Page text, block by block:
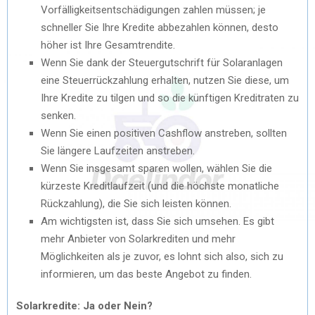
Vorfälligkeitsentschädigungen zahlen müssen; je
schneller Sie Ihre Kredite abbezahlen können, desto
höher ist Ihre Gesamtrendite.
Wenn Sie dank der Steuergutschrift für Solaranlagen
eine Steuerrückzahlung erhalten, nutzen Sie diese, um
Ihre Kredite zu tilgen und so die künftigen Kreditraten zu
senken.
Wenn Sie einen positiven Cashflow anstreben, sollten
Sie längere Laufzeiten anstreben.
Wenn Sie insgesamt sparen wollen, wählen Sie die
kürzeste Kreditlaufzeit (und die höchste monatliche
Rückzahlung), die Sie sich leisten können.
Am wichtigsten ist, dass Sie sich umsehen. Es gibt
mehr Anbieter von Solarkrediten und mehr
Möglichkeiten als je zuvor, es lohnt sich also, sich zu
informieren, um das beste Angebot zu finden.
Solarkredite: Ja oder Nein?